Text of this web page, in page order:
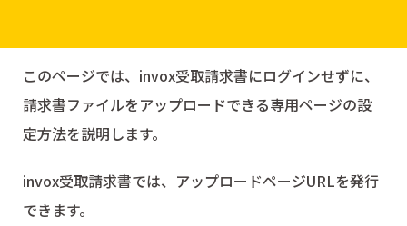
このページでは、invox受取請求書にログインせずに、
請求書ファイルをアップロードできる専用ページの設
定方法を説明します。
invox受取請求書では、アップロードページURLを発行
できます。